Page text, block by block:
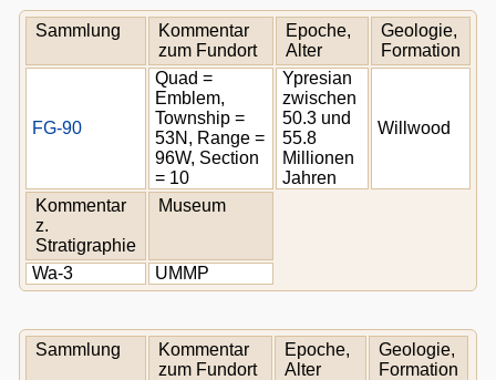
Sammlung
Kommentar
zum Fundort
Epoche,
Alter
Geologie,
Formation
FG-90
Quad =
Emblem,
Township =
53N, Range =
96W, Section
= 10
Ypresian
zwischen
50.3 und
55.8
Millionen
Jahren
Willwood
Kommentar
z.
Stratigraphie
Museum
Wa-3 UMMP
Sammlung
Kommentar
zum Fundort
Epoche,
Alter
Geologie,
Formation